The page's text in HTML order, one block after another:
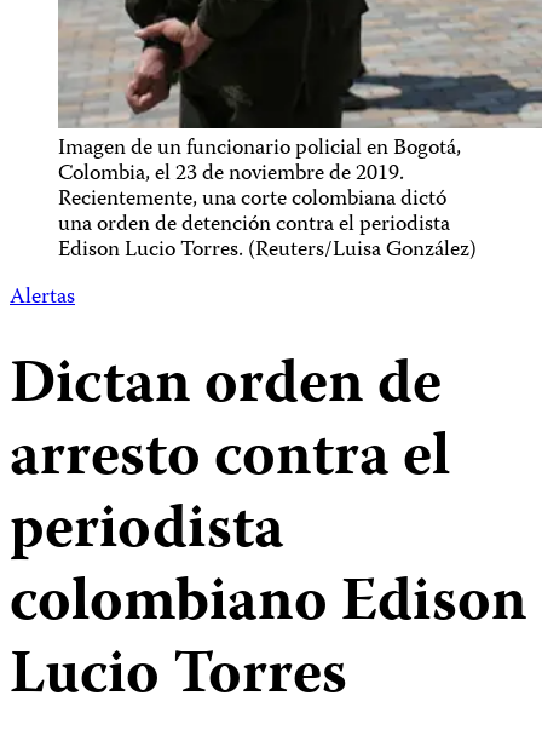
Imagen de un funcionario policial en Bogotá,
Colombia, el 23 de noviembre de 2019.
Recientemente, una corte colombiana dictó
una orden de detención contra el periodista
Edison Lucio Torres. (Reuters/Luisa González)
Alertas
Dictan orden de
arresto contra el
periodista
colombiano Edison
Lucio Torres